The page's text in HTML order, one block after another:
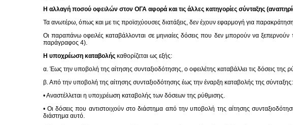
Η αλλαγή ποσού οφειλών στον ΟΓΑ αφορά και τις άλλες κατηγορίες σύνταξης
Τα ανωτέρω, όπως και με τις προϊσχύουσες διατάξεις, δεν έχουν εφαρμογή για
Οι παραπάνω οφειλές καταβάλλονται σε μηνιαίες δόσεις που δεν μπορούν να
παράγραφος 4).
Η υποχρέωση καταβολής καθορίζεται ως εξής:
α. Έως την υποβολή της αίτησης συνταξιοδότησης, ο οφειλέτης καταβάλλει τις δόσεις
β. Από την υποβολή της αίτησης συνταξιοδότησης έως την έναρξη καταβολής της σύνταξης:
• Αναστέλλεται η υποχρέωση καταβολής των δόσεων της ρύθμισης.
• Οι δόσεις που αντιστοιχούν στο διάστημα από την υποβολή της αίτησης
διάστημα αυτό.